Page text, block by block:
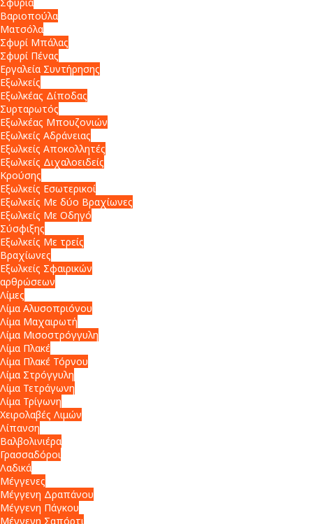
Βαριοπούλα
Ματσόλα
Σφυρί Μπάλας
Σφυρί Πένας
Εργαλεία Συντήρησης
Εξωλκείς
Εξωλκέας Δίποδας
Συρταρωτός
Εξωλκέας Μπουζονιών
Εξωλκείς Αδράνειας
Εξωλκείς Αποκολλητές
Εξωλκείς Διχαλοειδείς
Κρούσης
Εξωλκείς Εσωτερικοί
Εξωλκείς Με δύο Βραχίωνες
Εξωλκείς Με Οδηγό
Σύσφιξης
Εξωλκείς Με τρείς
Βραχίωνες
Εξωλκείς Σφαιρικών
αρθρώσεων
Λίμες
Λίμα Αλυσοπριόνου
Λίμα Μαχαιρωτή
Λίμα Μισοστρόγγυλη
Λίμα Πλακέ
Λίμα Πλακέ Τόρνου
Λίμα Στρόγγυλη
Λίμα Τετράγωνη
Λίμα Τρίγωνη
Χειρολαβές Λιμών
Λίπανση
Βαλβολινιέρα
Γρασσαδόροι
Λαδικά
Μέγγενες
Μέγγενη Δραπάνου
Μέγγενη Πάγκου
Μέγγενη Σαπόρτι